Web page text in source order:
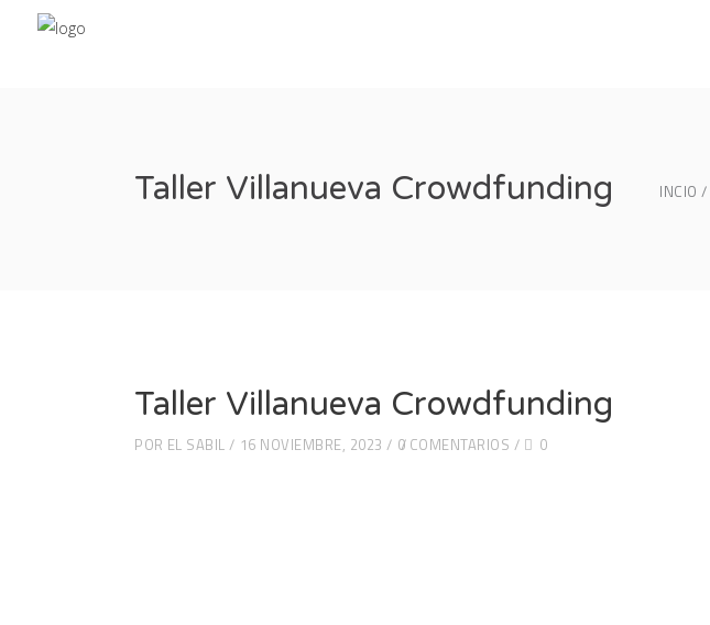
Taller Villanueva Crowdfunding INCIO
Taller Villanueva Crowdfunding
POR EL SABIL 16 NOVIEMBRE, 2023 0 COMENTARIOS 0